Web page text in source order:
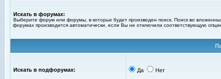
Искать в форумах:
Выберите форум или форумы, в которых будет произведен поиск. Поиск во
форумах производится автоматически, если Вы не отключили соответствующую
Искать в подфорумах: Да Нет